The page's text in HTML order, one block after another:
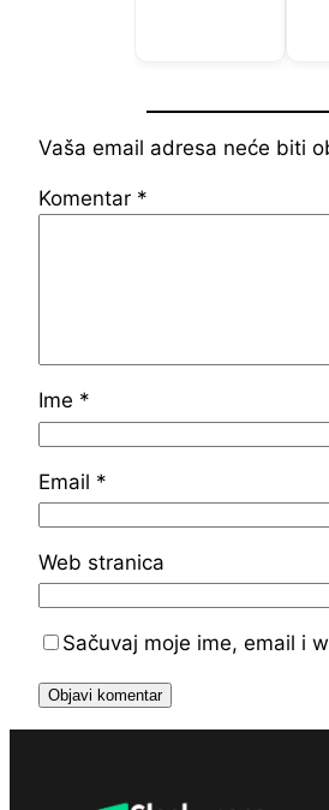
Vaša email adresa neće biti
Komentar *
Ime *
Email *
Web stranica
Sačuvaj moje ime, email i